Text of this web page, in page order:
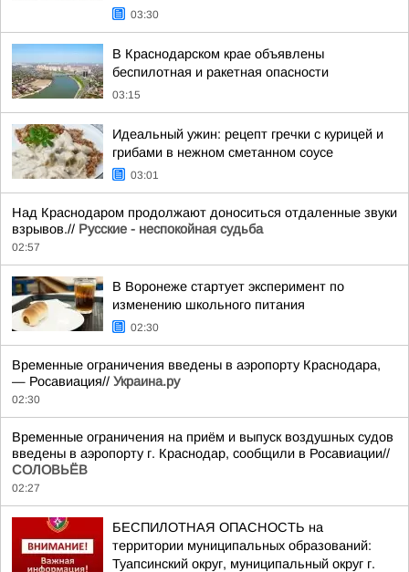
03:30
В Краснодарском крае объявлены
беспилотная и ракетная опасности
03:15
Идеальный ужин: рецепт гречки с курицей и
грибами в нежном сметанном соусе
03:01
Над Краснодаром продолжают доноситься отдаленные звуки
взрывов.// Русские - неспокойная судьба
02:57
В Воронеже стартует эксперимент по
изменению школьного питания
02:30
Временные ограничения введены в аэропорту Краснодара,
— Росавиация// Украина.ру
02:30
Временные ограничения на приём и выпуск воздушных судов
введены в аэропорту г. Краснодар, сообщили в Росавиации//
СОЛОВЬЁВ
02:27
БЕСПИЛОТНАЯ ОПАСНОСТЬ на
территории муниципальных образований:
Туапсинский округ, муниципальный округ г.